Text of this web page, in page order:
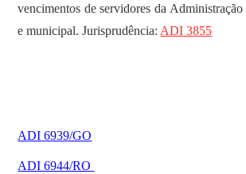
vencimentos de servidores da
e municipal. Jurisprudência: ADI 3855
ADI 6939/GO
ADI 6944/RO